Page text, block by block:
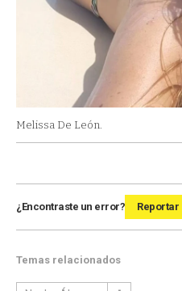
Melissa De León.
¿Encontraste un error? Reportar
Temas relacionados